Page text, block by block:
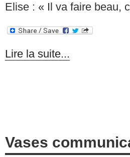
Elise : « Il va faire beau,
Lire la suite...
Vases